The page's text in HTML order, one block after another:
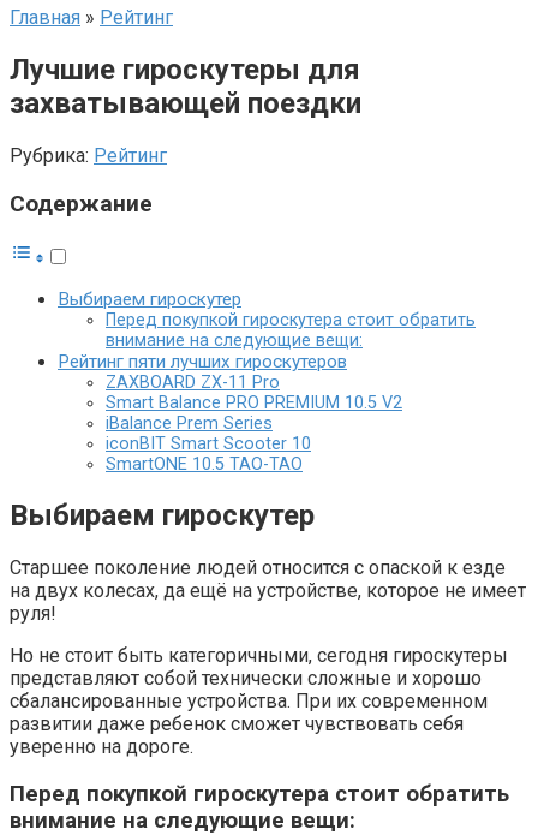
Главная » Рейтинг
Лучшие гироскутеры для
захватывающей поездки
Рубрика: Рейтинг
Содержание
Выбираем гироскутер
Перед покупкой гироскутера стоит обратить
внимание на следующие вещи:
Рейтинг пяти лучших гироскутеров
ZAXBOARD ZX-11 Pro
Smart Balance PRO PREMIUM 10.5 V2
iBalance Prem Series
iconBIT Smart Scooter 10
SmartONE 10.5 TAO-TAO
Выбираем гироскутер
Старшее поколение людей относится с опаской к езде
на двух колесах, да ещё на устройстве, которое не имеет
руля!
Но не стоит быть категоричными, сегодня гироскутеры
представляют собой технически сложные и хорошо
сбалансированные устройства. При их современном
развитии даже ребенок сможет чувствовать себя
уверенно на дороге.
Перед покупкой гироскутера стоит обратить
внимание на следующие вещи: